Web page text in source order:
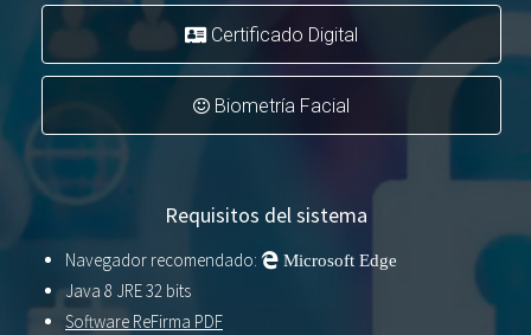
Certificado Digital
Biometría Facial
Requisitos del sistema
Navegador recomendado: Microsoft Edge
Java 8 JRE 32 bits
Software ReFirma PDF